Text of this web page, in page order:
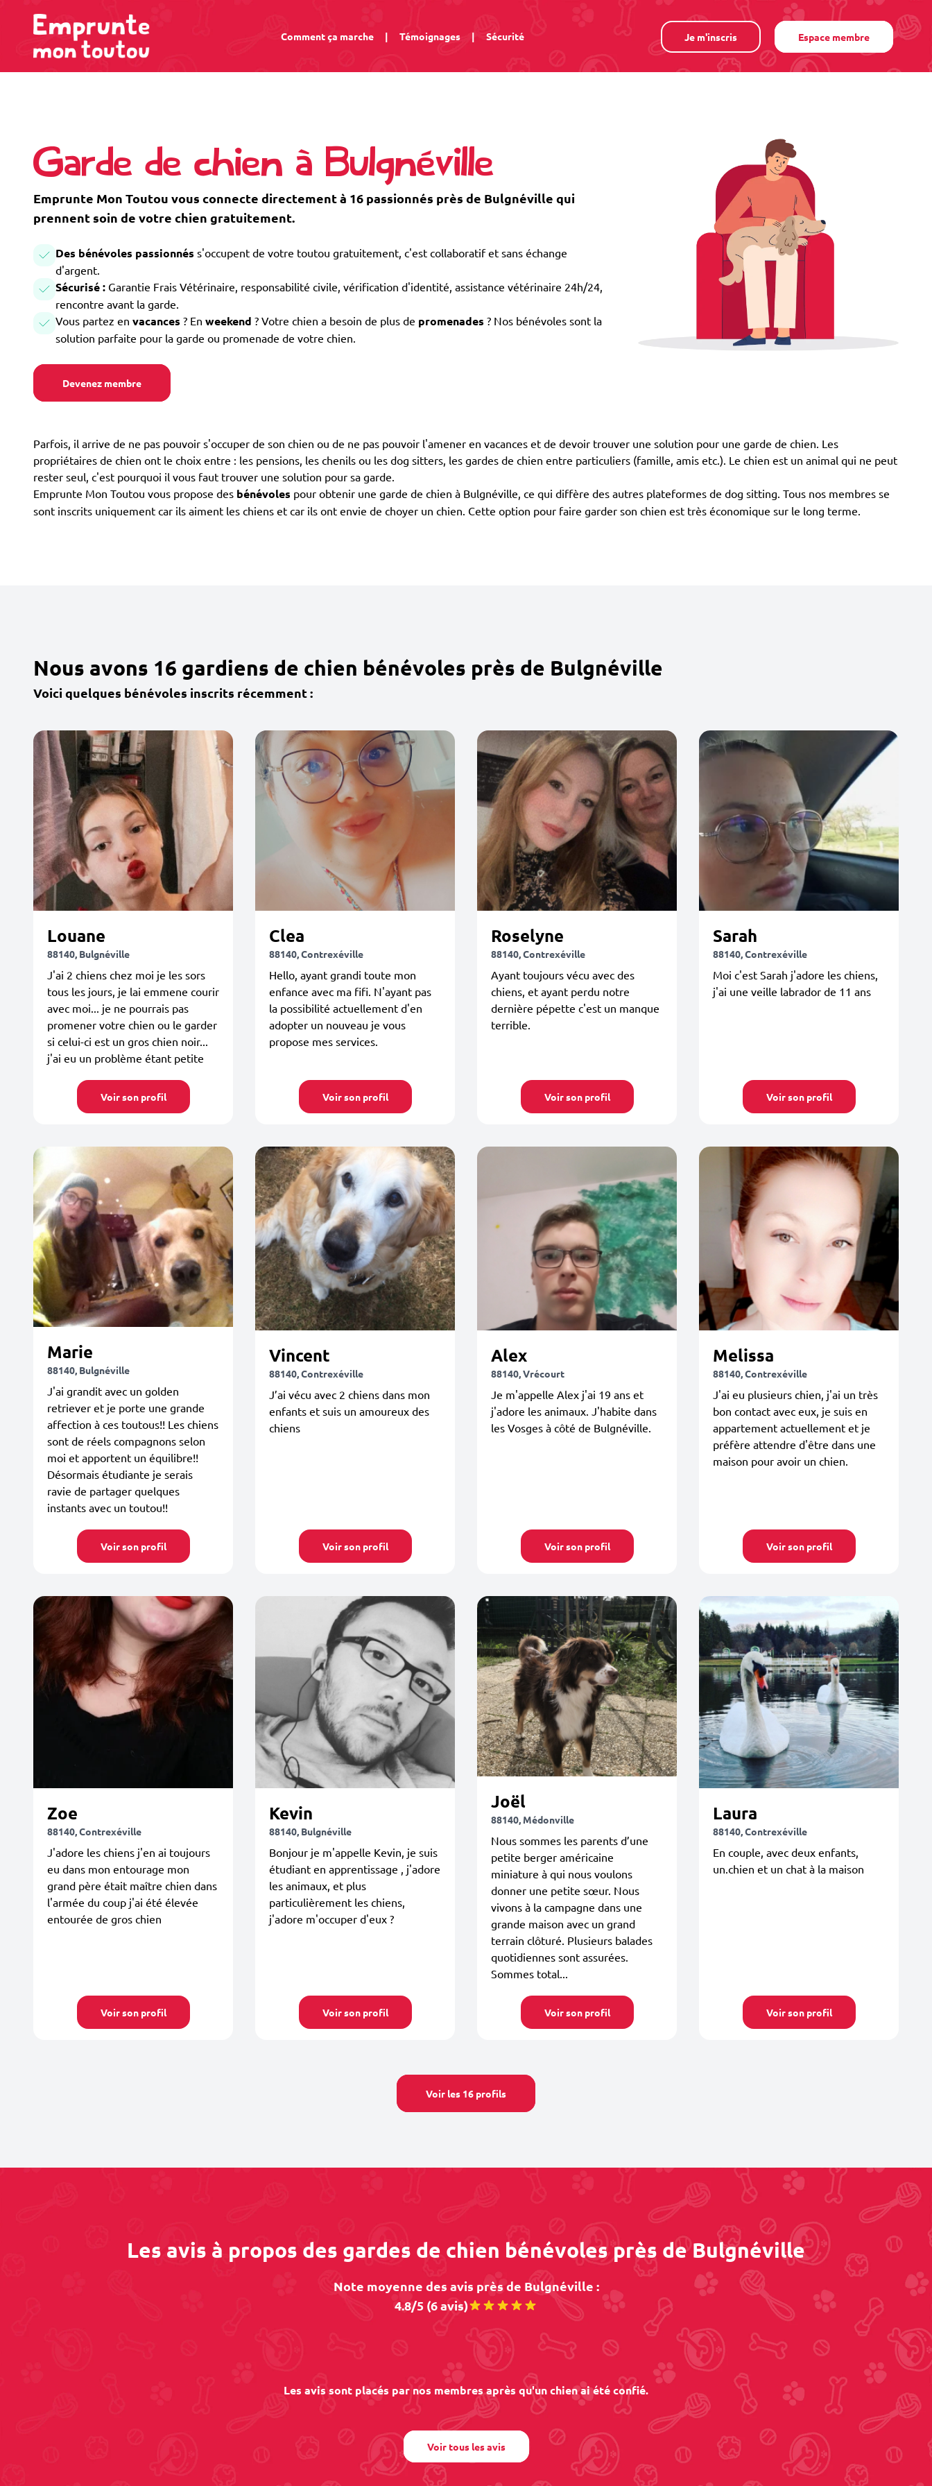
Comment ça marche | Témoignages | Sécurité Je m'inscris Espace membre
Garde de chien à Bulgnéville
Emprunte Mon Toutou vous connecte directement à 16 passionnés près de Bulgnéville qui
prennent soin de votre chien gratuitement.
Des bénévoles passionnés s'occupent de votre toutou gratuitement, c'est collaboratif et sans échange
d'argent.
Sécurisé : Garantie Frais Vétérinaire, responsabilité civile, vérification d'identité, assistance vétérinaire 24h/24,
rencontre avant la garde.
Vous partez en vacances ? En weekend ? Votre chien a besoin de plus de promenades ? Nos bénévoles sont la
solution parfaite pour la garde ou promenade de votre chien.
Devenez membre
Parfois, il arrive de ne pas pouvoir s'occuper de son chien ou de ne pas pouvoir l'amener en vacances et de devoir trouver une solution pour une garde de chien. Les
propriétaires de chien ont le choix entre : les pensions, les chenils ou les dog sitters, les gardes de chien entre particuliers (famille, amis etc.). Le chien est un animal qui ne peut
rester seul, c'est pourquoi il vous faut trouver une solution pour sa garde.
Emprunte Mon Toutou vous propose des bénévoles pour obtenir une garde de chien à Bulgnéville, ce qui diffère des autres plateformes de dog sitting. Tous nos membres se
sont inscrits uniquement car ils aiment les chiens et car ils ont envie de choyer un chien. Cette option pour faire garder son chien est très économique sur le long terme.
Nous avons 16 gardiens de chien bénévoles près de Bulgnéville
Voici quelques bénévoles inscrits récemment :
Louane
88140, Bulgnéville
J'ai 2 chiens chez moi je les sors
tous les jours, je lai emmene courir
avec moi... je ne pourrais pas
promener votre chien ou le garder
si celui-ci est un gros chien noir...
j'ai eu un problème étant petite
Voir son profil
Clea
88140, Contrexéville
Hello, ayant grandi toute mon
enfance avec ma fifi. N'ayant pas
la possibilité actuellement d'en
adopter un nouveau je vous
propose mes services.
Voir son profil
Roselyne
88140, Contrexéville
Ayant toujours vécu avec des
chiens, et ayant perdu notre
dernière pépette c'est un manque
terrible.
Voir son profil
Sarah
88140, Contrexéville
Moi c'est Sarah j'adore les chiens,
j'ai une veille labrador de 11 ans
Voir son profil
Marie
88140, Bulgnéville
J'ai grandit avec un golden
retriever et je porte une grande
affection à ces toutous!! Les chiens
sont de réels compagnons selon
moi et apportent un équilibre!!
Désormais étudiante je serais
ravie de partager quelques
instants avec un toutou!!
Voir son profil
Vincent
88140, Contrexéville
J’ai vécu avec 2 chiens dans mon
enfants et suis un amoureux des
chiens
Voir son profil
Alex
88140, Vrécourt
Je m'appelle Alex j'ai 19 ans et
j'adore les animaux. J'habite dans
les Vosges à côté de Bulgnéville.
Voir son profil
Melissa
88140, Contrexéville
J'ai eu plusieurs chien, j'ai un très
bon contact avec eux, je suis en
appartement actuellement et je
préfère attendre d'être dans une
maison pour avoir un chien.
Voir son profil
Zoe
88140, Contrexéville
J'adore les chiens j'en ai toujours
eu dans mon entourage mon
grand père était maître chien dans
l'armée du coup j'ai été élevée
entourée de gros chien
Voir son profil
Kevin
88140, Bulgnéville
Bonjour je m'appelle Kevin, je suis
étudiant en apprentissage , j'adore
les animaux, et plus
particulièrement les chiens,
j'adore m'occuper d'eux ?
Voir son profil
Joël
88140, Médonville
Nous sommes les parents d’une
petite berger américaine
miniature à qui nous voulons
donner une petite sœur. Nous
vivons à la campagne dans une
grande maison avec un grand
terrain clôturé. Plusieurs balades
quotidiennes sont assurées.
Sommes total...
Voir son profil
Laura
88140, Contrexéville
En couple, avec deux enfants,
un.chien et un chat à la maison
Voir son profil
Voir les 16 profils
Les avis à propos des gardes de chien bénévoles près de Bulgnéville
Note moyenne des avis près de Bulgnéville :
4.8/5 (6 avis)
Les avis sont placés par nos membres après qu'un chien ai été confié.
Voir tous les avis